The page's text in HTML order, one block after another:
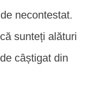
necontestat.
sunteți alături
câștigat din